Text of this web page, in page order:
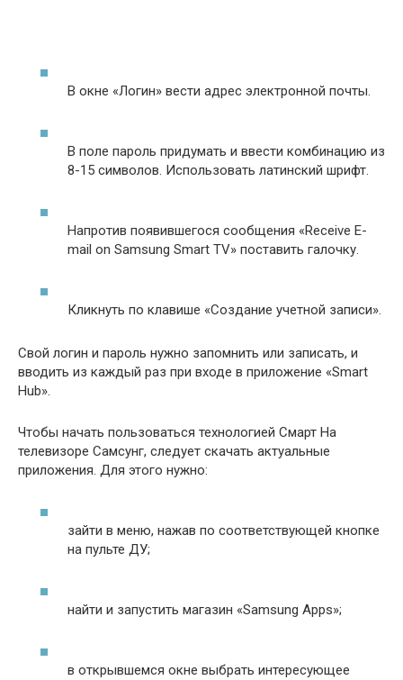
В окне «Логин» вести адрес электронной почты.
В поле пароль придумать и ввести комбинацию из
8-15 символов. Использовать латинский шрифт.
Напротив появившегося сообщения «Receive E-
mail on Samsung Smart TV» поставить галочку.
Кликнуть по клавише «Создание учетной записи».
Свой логин и пароль нужно запомнить или записать, и
вводить из каждый раз при входе в приложение «Smart
Hub».
Чтобы начать пользоваться технологией Смарт На
телевизоре Самсунг, следует скачать актуальные
приложения. Для этого нужно:
зайти в меню, нажав по соответствующей кнопке
на пульте ДУ;
найти и запустить магазин «Samsung Apps»;
в открывшемся окне выбрать интересующее